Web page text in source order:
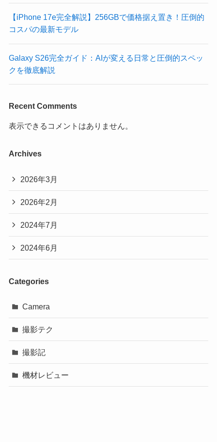
【iPhone 17e完全解説】256GBで価格据え置き！圧倒的
コスパの最新モデル
Galaxy S26完全ガイド：AIが変える日常と圧倒的スペッ
クを徹底解説
Recent Comments
表示できるコメントはありません。
Archives
2026年3月
2026年2月
2024年7月
2024年6月
Categories
Camera
撮影テク
撮影記
機材レビュー